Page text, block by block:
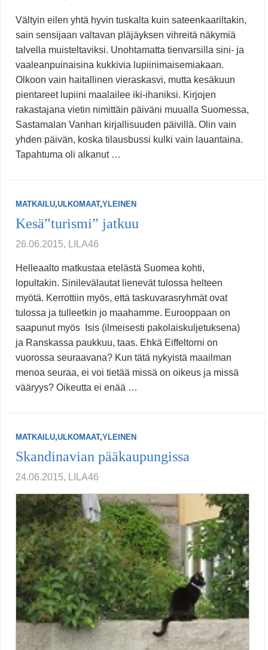
Vältyin eilen yhtä hyvin tuskalta kuin sateenkaariltakin,
sain sensijaan valtavan pläjäyksen vihreitä näkymiä
talvella muisteltaviksi. Unohtamatta tienvarsilla sini- ja
vaaleanpuinaisina kukkivia lupiinimaisemiakaan.
Olkoon vain haitallinen vieraskasvi, mutta kesäkuun
pientareet lupiini maalailee iki-ihaniksi. Kirjojen
rakastajana vietin nimittäin päiväni muualla Suomessa,
Sastamalan Vanhan kirjallisuuden päivillä. Olin vain
yhden päivän, koska tilausbussi kulki vain lauantaina.
Tapahtuma oli alkanut …
MATKAILU,ULKOMAAT,YLEINEN
Kesä”turismi” jatkuu
26.06.2015, LILA46
Helleaalto matkustaa etelästä Suomea kohti,
lopultakin. Sinilevälautat lienevät tulossa helteen
myötä. Kerrottiin myös, että taskuvarasryhmät ovat
tulossa ja tulleetkin jo maahamme. Eurooppaan on
saapunut myös Isis (ilmeisesti pakolaiskuljetuksena)
ja Ranskassa paukkuu, taas. Ehkä Eiffeltorni on
vuorossa seuraavana? Kun tätä nykyistä maailman
menoa seuraa, ei voi tietää missä on oikeus ja missä
vääryys? Oikeutta ei enää …
MATKAILU,ULKOMAAT,YLEINEN
Skandinavian pääkaupungissa
24.06.2015, LILA46